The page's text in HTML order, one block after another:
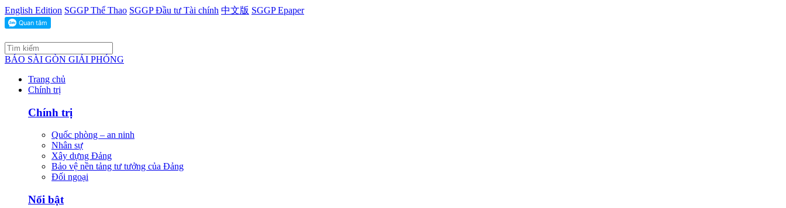
English Edition SGGP Thể Thao SGGP Đầu tư Tài chính 中文版 SGGP Epaper
BÁO SÀI GÒN GIẢI PHÓNG
Trang chủ
Chính trị
Chính trị
Quốc phòng – an ninh
Nhân sự
Xây dựng Đảng
Bảo vệ nền tảng tư tưởng của Đảng
Đối ngoại
Nổi bật